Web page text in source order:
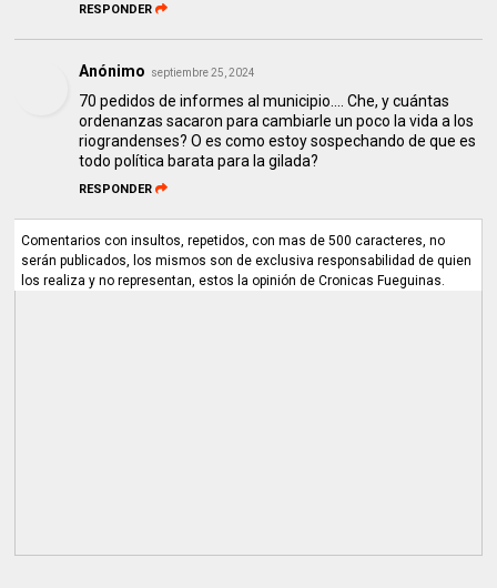
RESPONDER
Anónimo septiembre 25, 2024
70 pedidos de informes al municipio.... Che, y cuántas
ordenanzas sacaron para cambiarle un poco la vida a los
riograndenses? O es como estoy sospechando de que es
todo política barata para la gilada?
RESPONDER
Comentarios con insultos, repetidos, con mas de 500 caracteres, no
serán publicados, los mismos son de exclusiva responsabilidad de quien
los realiza y no representan, estos la opinión de Cronicas Fueguinas.